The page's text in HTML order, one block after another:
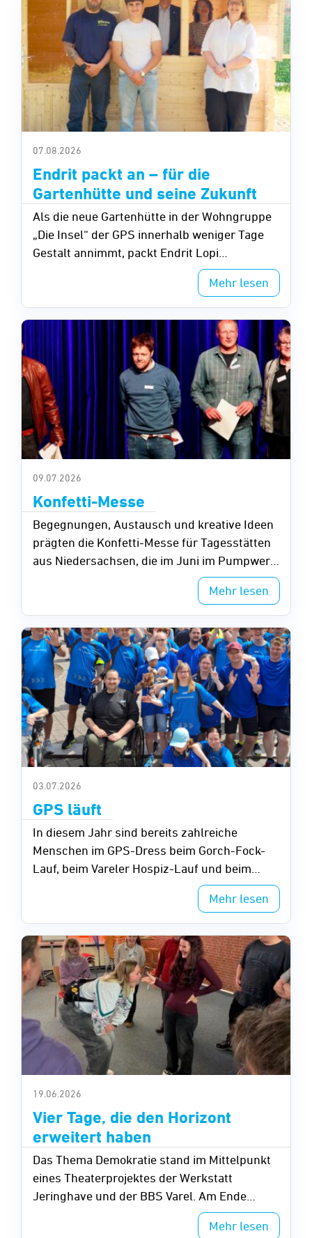
07.08.2026
Endrit packt an – für die
Gartenhütte und seine Zukunft
Als die neue Gartenhütte in der Wohngruppe
„Die Insel“ der GPS innerhalb weniger Tage
Gestalt annimmt, packt Endrit Lopi
Mehr lesen
09.07.2026
Konfetti-Messe
Begegnungen, Austausch und kreative Ideen
prägten die Konfetti-Messe für Tagesstätten
aus Niedersachsen, die im Juni im Pumpwerk
Mehr lesen
03.07.2026
GPS läuft
In diesem Jahr sind bereits zahlreiche
Menschen im GPS-Dress beim Gorch-Fock-
Lauf, beim Vareler Hospiz-Lauf und beim
Neuenburger Urwaldlauf an den Start
Mehr lesen
19.06.2026
Vier Tage, die den Horizont
erweitert haben
Das Thema Demokratie stand im Mittelpunkt
eines Theaterprojektes der Werkstatt
Jeringhave und der BBS Varel. Am Ende
stand eine eindrucksvolle Vorstellung, in der
die Darsteller ihre Vorstellung einer besseren
Mehr lesen